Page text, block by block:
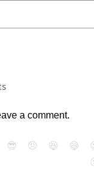
a comment.
😎 😠 😆 😅